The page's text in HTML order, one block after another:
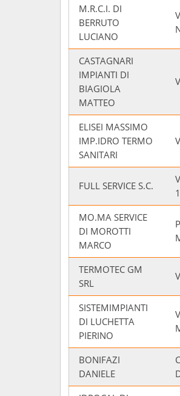
M.R.C.I. DI
BERRUTO
LUCIANO
CASTAGNARI
IMPIANTI DI
BIAGIOLA
MATTEO
ELISEI MASSIMO
IMP.IDRO TERMO
SANITARI
FULL SERVICE S.C.
MO.MA SERVICE
DI MOROTTI
MARCO
TERMOTEC GM
SRL
SISTEMIMPIANTI
DI LUCHETTA
PIERINO
BONIFAZI
DANIELE